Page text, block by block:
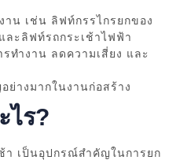
าน เช่น ลิฟท์กรรไกรยกของ
ละลิฟท์รถกระเช้าไฟฟ้า
ทำงาน ลดความเสี่ยง และ
างมากในงานก่อสร้าง
ไร?
า เป็นอุปกรณ์สำคัญในการยก